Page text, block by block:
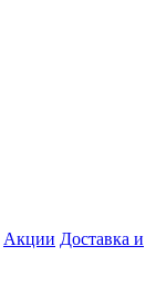
Акции Доставка и